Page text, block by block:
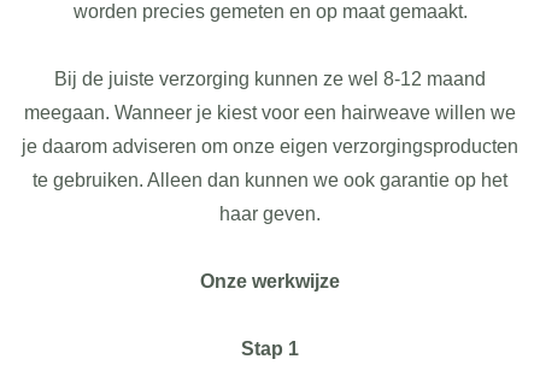
worden precies gemeten en op maat gemaakt.
Bij de juiste verzorging kunnen ze wel 8-12 maand
meegaan. Wanneer je kiest voor een hairweave willen we
je daarom adviseren om onze eigen verzorgingsproducten
te gebruiken. Alleen dan kunnen we ook garantie op het
haar geven.
Onze werkwijze
Stap 1